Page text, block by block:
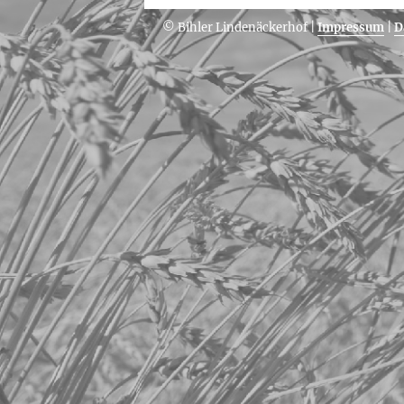
© Bihler Lindenäckerhof|Impressum|